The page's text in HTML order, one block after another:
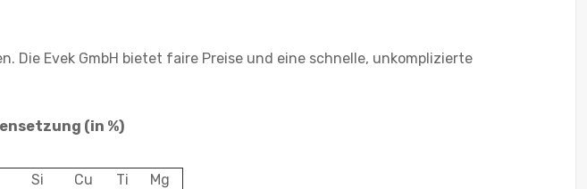
Evek GmbH bietet faire Preise und eine schnelle, unkomplizierte
(in %)
Si Cu Ti
Mg